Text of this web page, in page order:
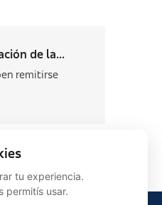
de la...
remitirse
tu experiencia.
permitís usar.